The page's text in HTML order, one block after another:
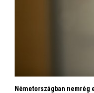
Németországban